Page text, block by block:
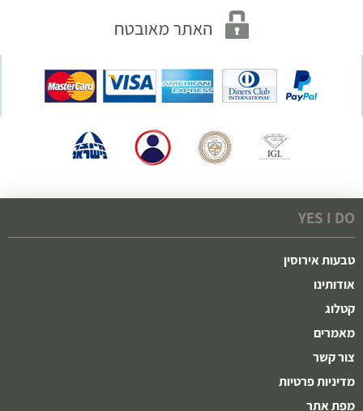
YES I DO
טבעות אירוסין
אודותינו
קטלוג
מאמרים
צור קשר
מדיניות פרטיות
מפת אתר